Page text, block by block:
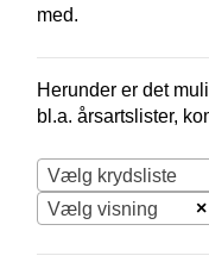
med.
Herunder er det
bl.a. årsartslister,
Vælg krydsliste
×
Vælg visning